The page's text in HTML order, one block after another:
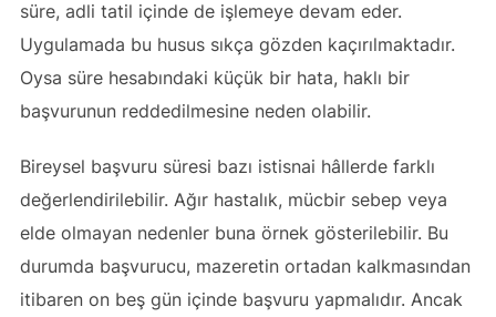
süre, adli tatil içinde de işlemeye devam eder.
Uygulamada bu husus sıkça gözden kaçırılmaktadır.
Oysa süre hesabındaki küçük bir hata, haklı bir
başvurunun reddedilmesine neden olabilir.
Bireysel başvuru süresi bazı istisnai hâllerde farklı
değerlendirilebilir. Ağır hastalık, mücbir sebep veya
elde olmayan nedenler buna örnek gösterilebilir. Bu
durumda başvurucu, mazeretin ortadan kalkmasından
itibaren on beş gün içinde başvuru yapmalıdır. Ancak